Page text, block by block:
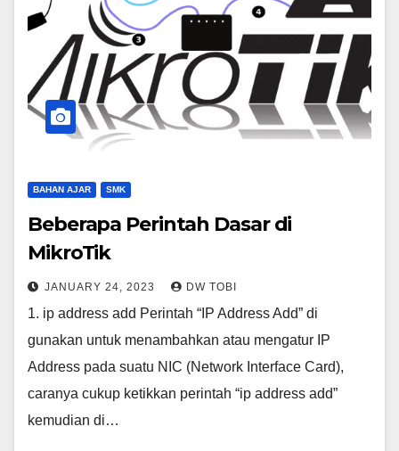
BAHAN AJAR SMK
Beberapa Perintah Dasar di
MikroTik
JANUARY 24, 2023 DW TOBI
1. ip address add Perintah “IP Address Add” di
gunakan untuk menambahkan atau mengatur IP
Address pada suatu NIC (Network Interface Card),
caranya cukup ketikkan perintah “ip address add”
kemudian di…